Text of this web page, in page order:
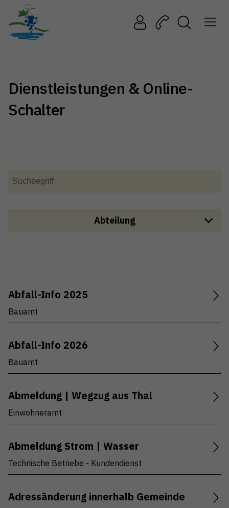
Dienstleistungen & Online-
Schalter
Abteilung
Technische Betriebe - Kundendienst (10)
Soziale Dienste Thal-Rheineck (2)
Schulverwaltung (7)
Technische Betriebe - Elektrizitätsversorgung
(2)
Gemeinderatskanzlei (10)
Bestattungsamt (2)
Betreibungsamt Am Alten Rhein (1)
Hafenverwaltung (2)
Abfall-Info 2025
Bauamt
Abfall-Info 2026
Bauamt
Abmeldung | Wegzug aus Thal
Einwohneramt
Abmeldung Strom | Wasser
Technische Betriebe - Kundendienst
Adressänderung innerhalb Gemeinde